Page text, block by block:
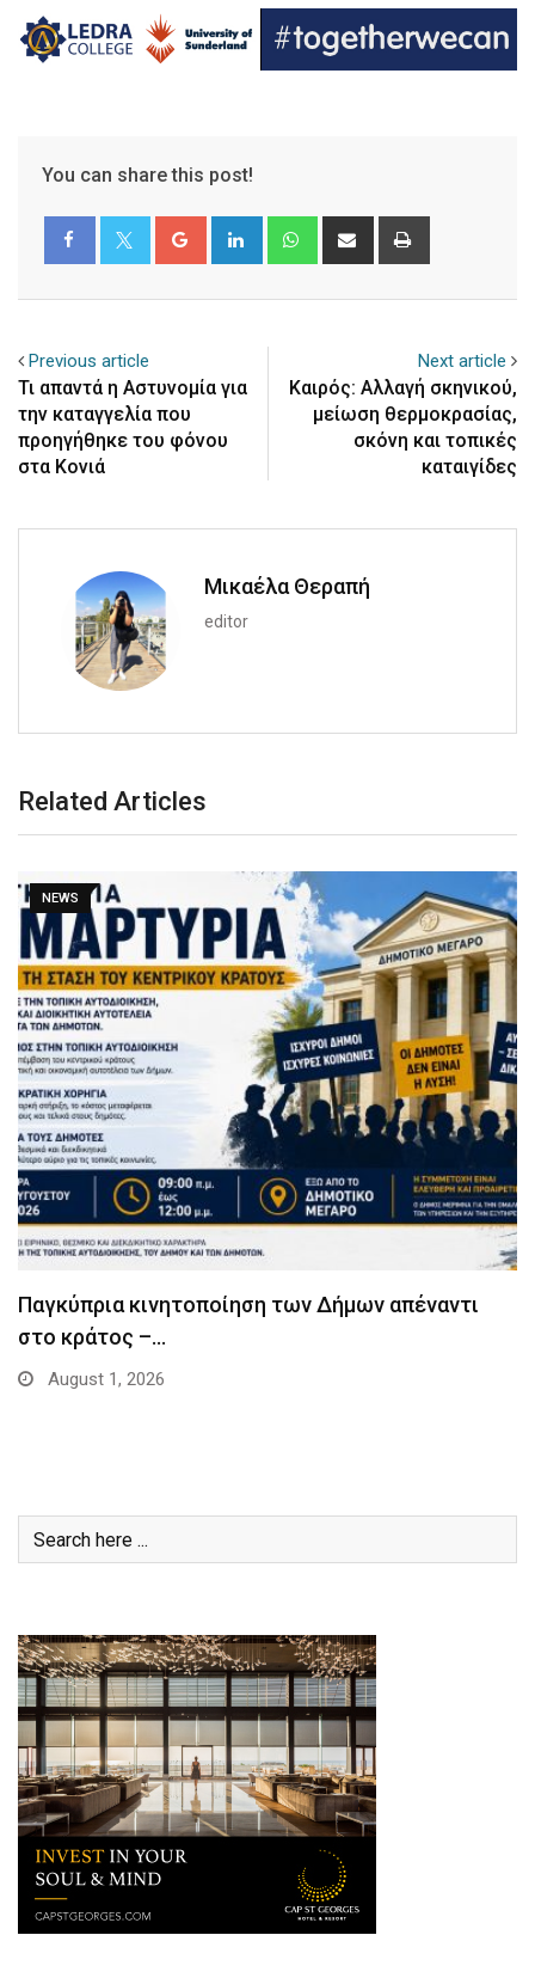
You can share this post!
Google+ LinkedIn WhatsappShare
Previous article
Τι απαντά η Αστυνομία για
την καταγγελία που
προηγήθηκε του φόνου
στα Κονιά
Next article
Καιρός: Αλλαγή σκηνικού,
μείωση θερμοκρασίας,
σκόνη και τοπικές
καταιγίδες
Μικαέλα Θεραπή
editor
Related Articles
NEWS
Παγκύπρια κινητοποίηση των Δήμων απέναντι
στο κράτος –…
August 1, 2026